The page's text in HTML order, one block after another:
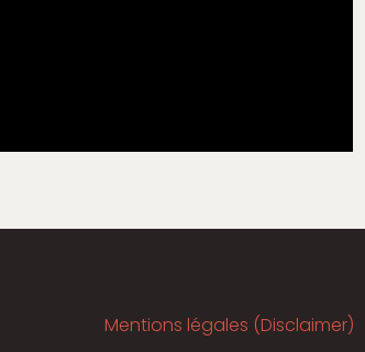
Mentions légales (Disclaimer)